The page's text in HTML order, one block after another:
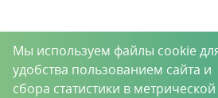
Мы используем файлы cookie
удобства пользованием сайта и
сбора статистики в метрической